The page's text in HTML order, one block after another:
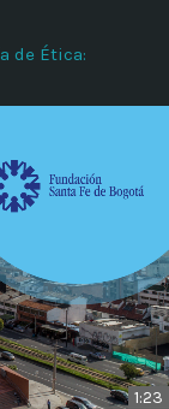
de Ética:
1:23